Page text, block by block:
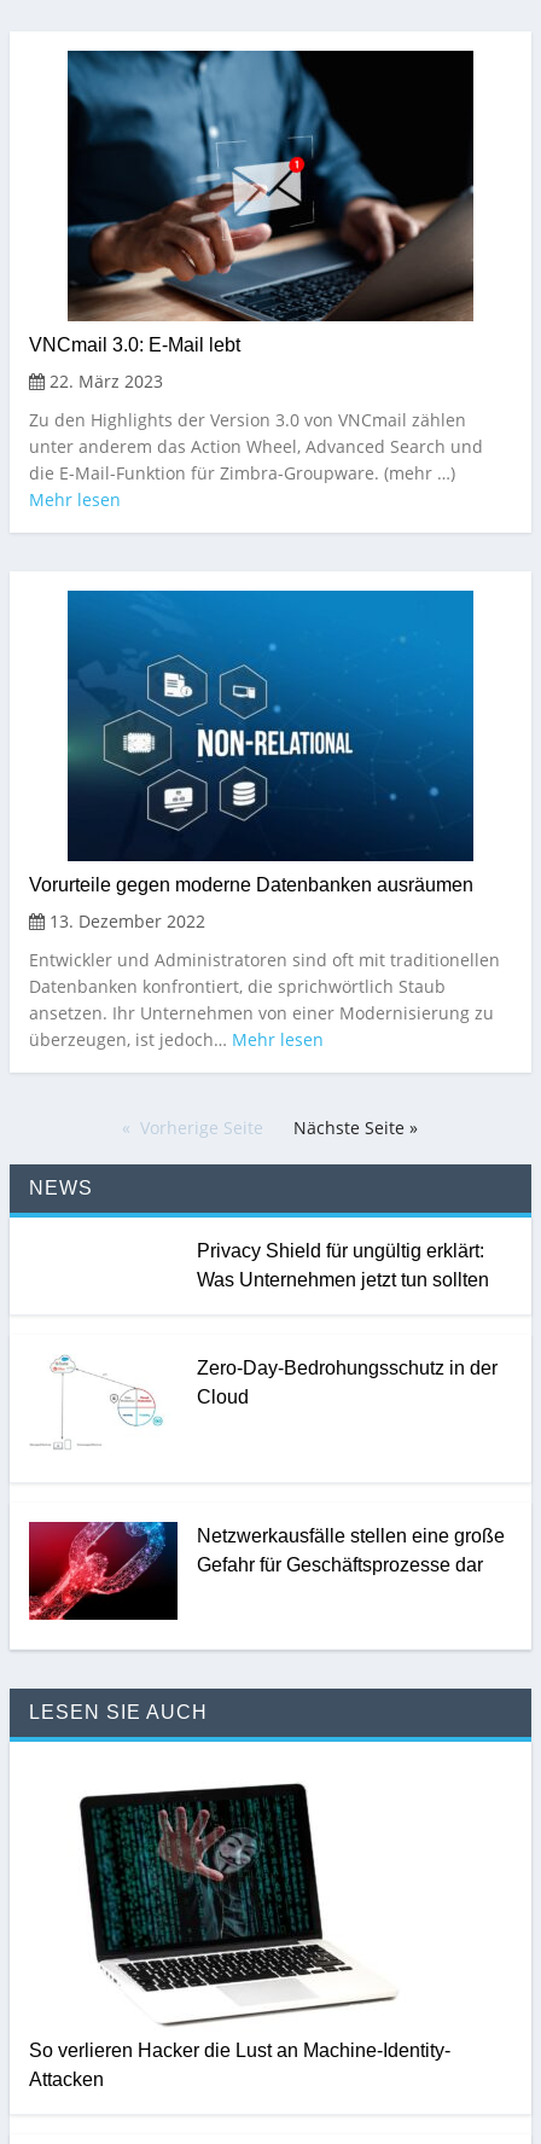
VNCmail 3.0: E-Mail lebt
22. März 2023
Zu den Highlights der Version 3.0 von VNCmail zählen
unter anderem das Action Wheel, Advanced Search und
die E-Mail-Funktion für Zimbra-Groupware. (mehr …)
Mehr lesen
Vorurteile gegen moderne Datenbanken ausräumen
13. Dezember 2022
Entwickler und Administratoren sind oft mit traditionellen
Datenbanken konfrontiert, die sprichwörtlich Staub
ansetzen. Ihr Unternehmen von einer Modernisierung zu
überzeugen, ist jedoch… Mehr lesen
Vorherige Seite Nächste Seite »
NEWS
Privacy Shield für ungültig erklärt:
Was Unternehmen jetzt tun sollten
Zero-Day-Bedrohungsschutz in der
Cloud
Netzwerkausfälle stellen eine große
Gefahr für Geschäftsprozesse dar
LESEN SIE AUCH
So verlieren Hacker die Lust an Machine-Identity-
Attacken